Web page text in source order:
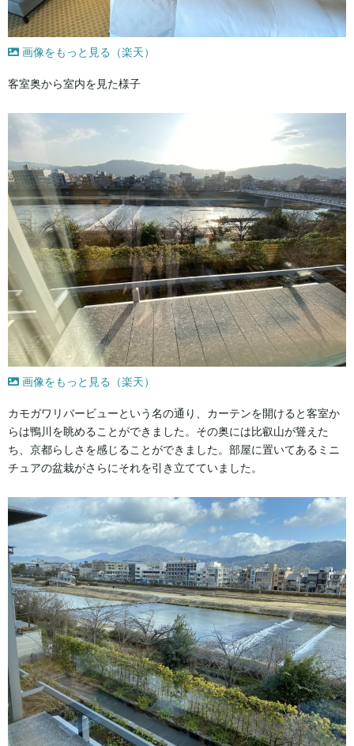
画像をもっと見る（楽天）
客室奥から室内を見た様子
画像をもっと見る（楽天）
カモガワリバービューという名の通り、カーテンを開けると客室か
らは鴨川を眺めることができました。その奥には比叡山が聳えた
ち、京都らしさを感じることができました。部屋に置いてあるミニ
チュアの盆栽がさらにそれを引き立てていました。